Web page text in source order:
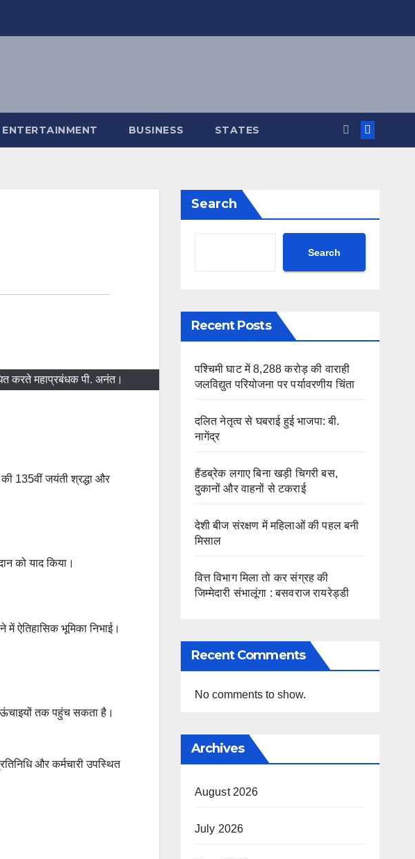
ENTERTAINMENT BUSINESS STATES
करते महाप्रबंधक पी. अनंत।
135वीं जयंती श्रद्धा और
को याद किया।
ऐतिहासिक भूमिका निभाई।
तक पहुंच सकता है।
और कर्मचारी उपस्थित
Search
Search
Recent Posts
पश्चिमी घाट में 8,288 करोड़ की वाराही
जलविद्युत परियोजना पर पर्यावरणीय चिंता
दलित नेतृत्व से घबराई हुई भाजपा: बी.
नागेंद्र
हैंडब्रेक लगाए बिना खड़ी चिगरी बस,
दुकानों और वाहनों से टकराई
देशी बीज संरक्षण में महिलाओं की पहल बनी
मिसाल
वित्त विभाग मिला तो कर संग्रह की
जिम्मेदारी संभालूंगा : बसवराज रायरेड्डी
Recent Comments
No comments to show.
Archives
August 2026
July 2026